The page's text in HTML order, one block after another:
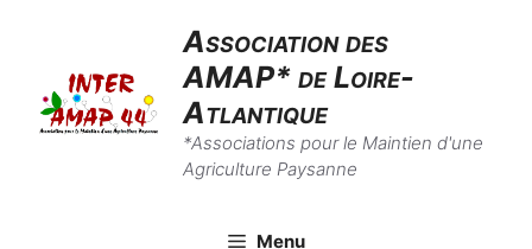
contenu
Association des
AMAP* de Loire-
Atlantique
*Associations pour le Maintien d'une
Agriculture Paysanne
Menu